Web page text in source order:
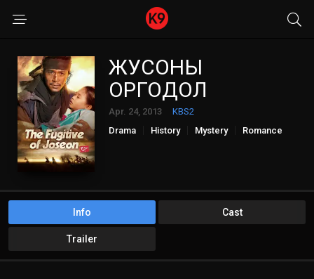
ЖУСОНЫ
ОРГОДОЛ
Apr. 24, 2013
KBS2
Drama
History Mystery Romance
Info Cast
Trailer